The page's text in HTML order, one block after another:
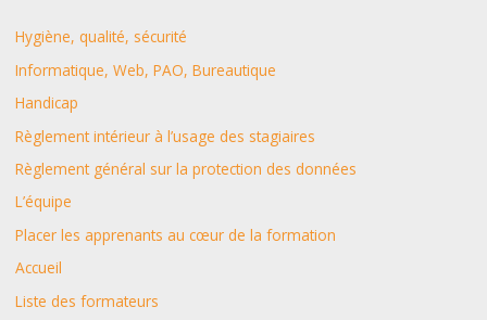
r
c
h
:
Hygiène, qualité, sécurité
Informatique, Web, PAO, Bureautique
Handicap
Règlement intérieur à l’usage des stagiaires
Règlement général sur la protection des données
L’équipe
Placer les apprenants au cœur de la formation
Accueil
Liste des formateurs